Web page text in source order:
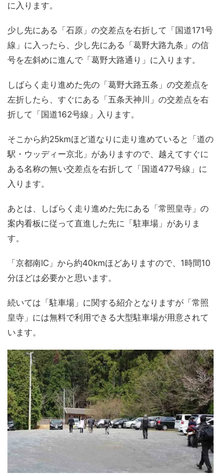
に入ります。
少し先にある「石原」の交差点を右折して「国道171号
線」に入ったら、少し先にある「葛野大路九条」の信
号を左斜めに進んで「葛野大路通り」に入ります。
しばらく走り進めた先の「葛野大路五条」の交差点を
左折したら、すぐにある「五条天神川」の交差点を右
折して「国道162号線」入ります。
そこから約25kmほど道なりに走り進めていると「道の
駅・ウッディー京北」がありますので、越えてすぐに
ある名称の無い交差点を右折して「国道477号線」に
入ります。
あとは、しばらく走り進めた先にある「常照皇寺」の
案内看板に従って直進した先に「駐車場」がありま
す。
「京都南IC」から約40kmほどありますので、1時間10
分ほどは必要かと思います。
続いては「駐車場」に関する紹介となりますが「常照
皇寺」には無料で利用できる大型駐車場が用意されて
います。